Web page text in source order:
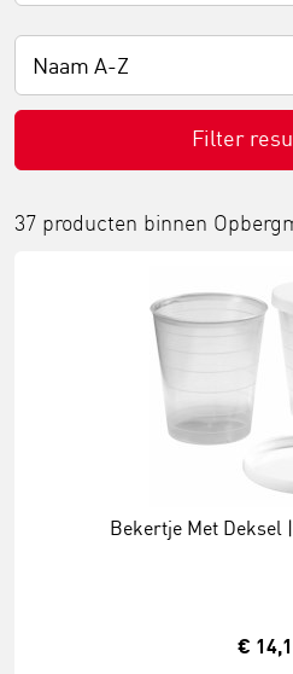
Filter
37 producten binnen
Bekertje Met Deksel
€